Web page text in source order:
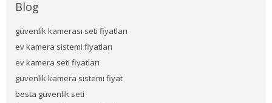
Blog
güvenlik kamerası seti fiyatları
ev kamera sistemi fiyatları
ev kamera seti fiyatları
güvenlik kamera sistemi fiyat
besta güvenlik seti